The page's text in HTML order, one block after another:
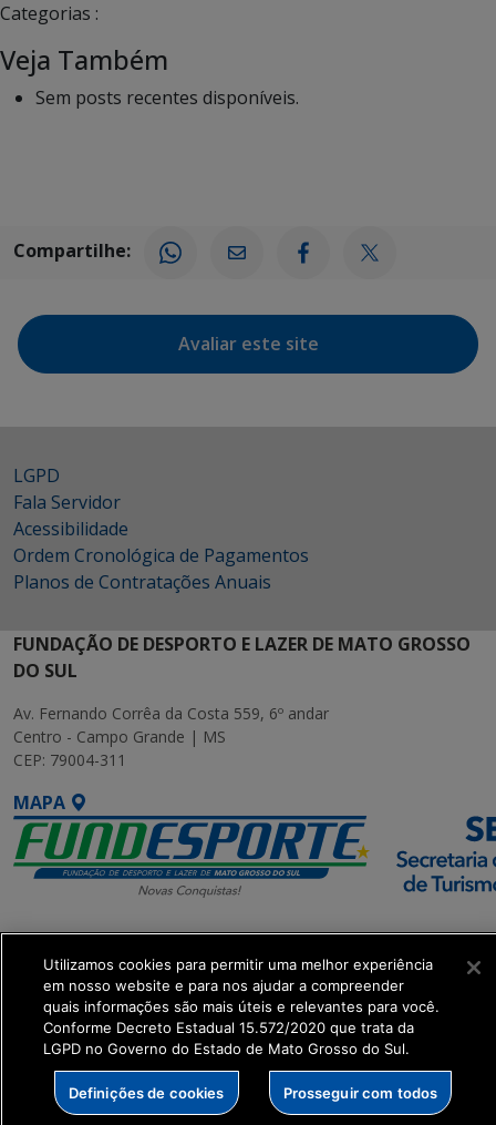
Categorias :
Veja Também
Sem posts recentes disponíveis.
Compartilhe:
Avaliar este site
LGPD
Fala Servidor
Acessibilidade
Ordem Cronológica de Pagamentos
Planos de Contratações Anuais
FUNDAÇÃO DE DESPORTO E LAZER DE MATO GROSSO
DO SUL
Av. Fernando Corrêa da Costa 559, 6º andar
Centro - Campo Grande | MS
CEP: 79004-311
MAPA
Executiva de
Transformação Digital
get_footer();
Utilizamos cookies para permitir uma melhor experiência
em nosso website e para nos ajudar a compreender
quais informações são mais úteis e relevantes para você.
Conforme Decreto Estadual 15.572/2020 que trata da
LGPD no Governo do Estado de Mato Grosso do Sul.
Definições de cookies Prosseguir com todos